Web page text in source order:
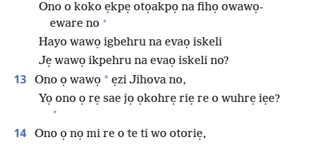
Ono o koko ẹkpẹ otọakpọ na fihọ owawọ-
eware no +
Hayo wawọ igbehru na evaọ iskeli
Jẹ wawọ ikpehru na evaọ iskeli no?
13 Ono ọ wawọ * ẹzi Jihova no,
Yọ ono ọ rẹ sae jọ ọkohrẹ riẹ re o wuhrẹ iẹe?
+
14
Ono ọ nọ mi re o te ti wo otoriẹ,